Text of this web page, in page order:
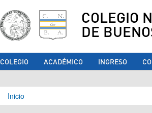
COLEGIO
DE
COLEGIO ACADÉMICO INGRESO
Se encuentra usted
Inicio